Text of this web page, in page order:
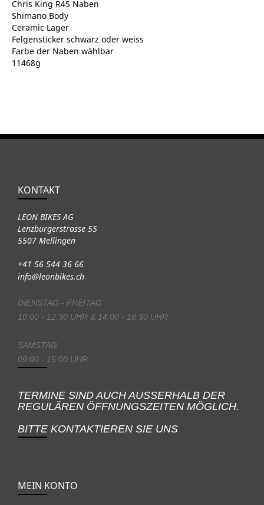
Chris King R45 Naben
Shimano Body
Ceramic Lager
Felgensticker schwarz oder weiss
Farbe der Naben wählbar
11468g
KONTAKT
LEON BIKES AG
Lenzburgerstrasse 55
5507 Mellingen
+41 56 544 36 66
info@leonbikes.ch
DIENSTAG - FREITAG
10:00 - 12:30 UHR & 14:00 - 18:30 UHR
SAMSTAG
09:00 - 15:00 UHR
TERMINE SIND AUCH AUSSERHALB DER
REGULÄREN ÖFFNUNGSZEITEN MÖGLICH.
BITTE KONTAKTIEREN SIE UNS
MEIN KONTO